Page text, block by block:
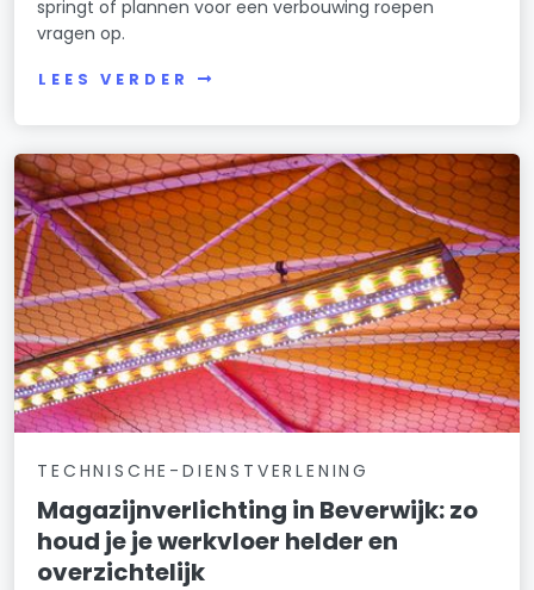
springt of plannen voor een verbouwing roepen
vragen op.
LEES VERDER
TECHNISCHE-DIENSTVERLENING
Magazijnverlichting in Beverwijk: zo
houd je je werkvloer helder en
overzichtelijk